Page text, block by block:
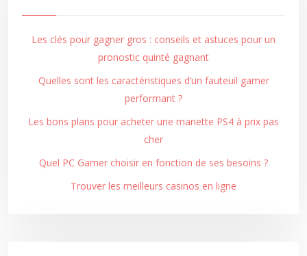
Les clés pour gagner gros : conseils et astuces pour un
pronostic quinté gagnant
Quelles sont les caractéristiques d’un fauteuil gamer
performant ?
Les bons plans pour acheter une manette PS4 à prix pas
cher
Quel PC Gamer choisir en fonction de ses besoins ?
Trouver les meilleurs casinos en ligne